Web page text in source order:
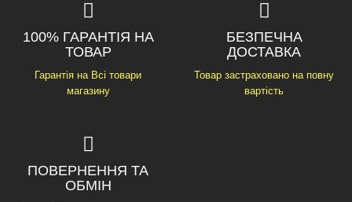
100% ГАРАНТІЯ НА
ТОВАР
Гарантія на Всі товари
магазину
БЕЗПЕЧНА
ДОСТАВКА
Товар застраховано на повну
вартість
ПОВЕРНЕННЯ ТА
ОБМІН